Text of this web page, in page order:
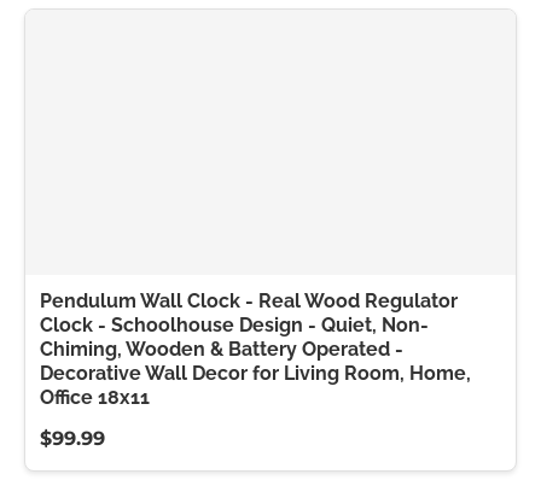
Pendulum Wall Clock - Real Wood Regulator
Clock - Schoolhouse Design - Quiet, Non-
Chiming, Wooden & Battery Operated -
Decorative Wall Decor for Living Room, Home,
Office 18x11
$99.99